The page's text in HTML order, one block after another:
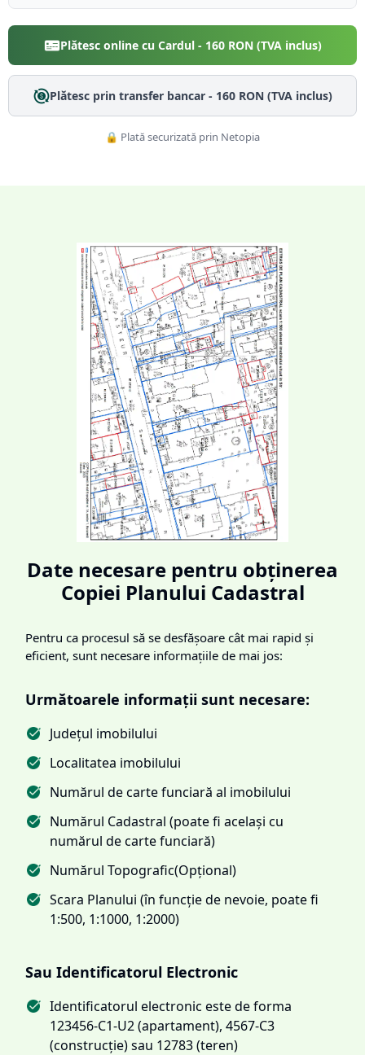
Plătesc online cu Cardul - 160RON (TVA inclus)
Plătesc prin transfer bancar - 160RON (TVA inclus)
🔒 Plată securizată prin Netopia
Date necesare pentru obținerea
Copiei Planului Cadastral
Pentru ca procesul să se desfășoare cât mai rapid și
eficient, sunt necesare informațiile de mai jos:
Următoarele informații sunt necesare:
Județul imobilului
Localitatea imobilului
Numărul de carte funciară al imobilului
Numărul Cadastral (poate fi același cu
numărul de carte funciară)
Numărul Topografic(Opțional)
Scara Planului (în funcție de nevoie, poate fi
1:500, 1:1000, 1:2000)
Sau Identificatorul Electronic
Identificatorul electronic este de forma
123456-C1-U2 (apartament), 4567-C3
(construcție) sau 12783 (teren)